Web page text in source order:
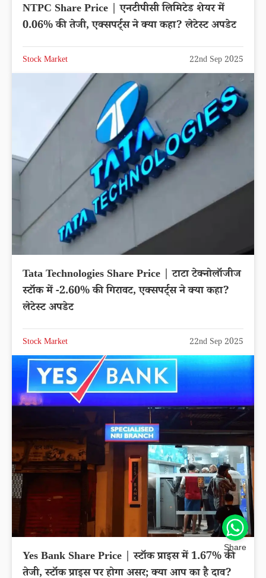
NTPC Share Price | एनटीपीसी लिमिटेड शेयर में
0.06% की तेजी, एक्सपर्ट्स ने क्या कहा? लेटेस्ट अपडेट
Stock Market 22nd Sep 2025
Tata Technologies Share Price | टाटा टेक्नोलॉजीज
स्टॉक में -2.60% की गिरावट, एक्सपर्ट्स ने क्या कहा?
लेटेस्ट अपडेट
Stock Market 22nd Sep 2025
Yes Bank Share Price | स्टॉक प्राइस में 1.67% की
तेजी, स्टॉक प्राइस पर होगा असर; क्या आप का है दाव?
Share